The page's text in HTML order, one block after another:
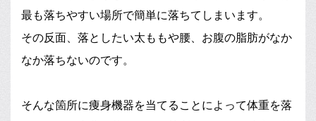
最も落ちやすい場所で簡単に落ちてしまいます。
その反面、落としたい太ももや腰、お腹の脂肪がなか
なか落ちないのです。
そんな箇所に痩身機器を当てることによって体重を落